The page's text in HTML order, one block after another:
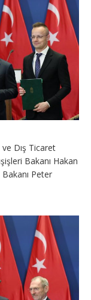
ve Dış Ticaret
Bakanı Hakan
Peter